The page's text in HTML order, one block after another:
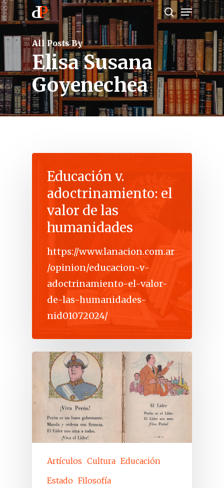
Skip
to
main
content
search
Menu
All Posts By
Elisa Susana
Goyenechea
Educación v.
adoctrinamiento: el
valor de las
humanidades
https://www.lanacion.com.ar
/opinion/educacion-v-
adoctrinamiento-el-valor-
de-las-humanidades-
nid01072024/
Artículos Cultura Educación
Estado Filosofía